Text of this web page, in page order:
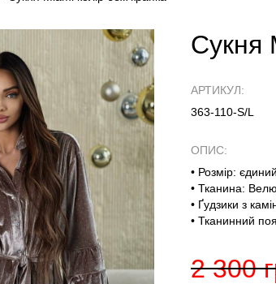
Сукня
АРТИКУЛ:
363-110-S/L
ОПИС:
• Розмір:
• Тканина:
• Ґудзики з
• Тканинний
2 300